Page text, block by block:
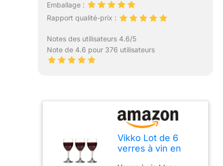
Emballage :
Rapport qualité-prix :
Notes des utilisateurs 4.6/5
Note de 4.6 pour 376 utilisateurs
Vikko Lot de 6
verres à vin en